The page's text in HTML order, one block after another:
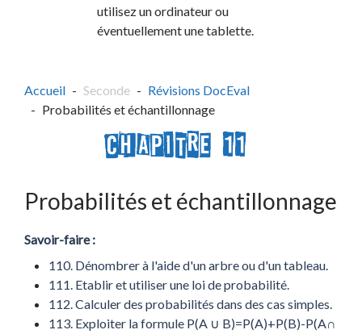
utilisez un ordinateur ou
éventuellement une tablette.
Accueil Seconde
Révisions DocEval
Probabilités et échantillonnage
Probabilités et échantillonnage
Savoir-faire :
110. Dénombrer à l'aide d'un arbre ou d'un tableau.
111. Etablir et utiliser une loi de probabilité.
112. Calculer des probabilités dans des cas simples.
113. Exploiter la formule P(A ∪ B)=P(A)+P(B)-P(A∩